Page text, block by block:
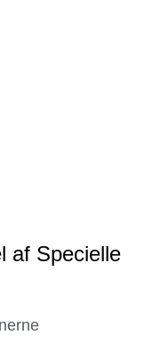
af Specielle